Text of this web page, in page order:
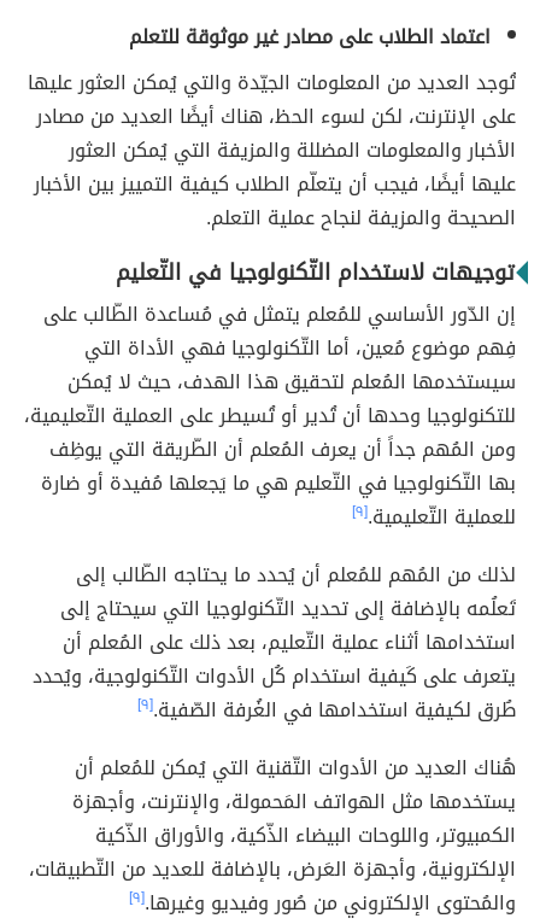
اعتماد الطلاب على مصادر غير موثوقة للتعلم
تُوجد العديد من المعلومات الجيّدة والتي يُمكن العثور عليها
على الإنترنت، لكن لسوء الحظ، هناك أيضًا العديد من مصادر
الأخبار والمعلومات المضللة والمزيفة التي يُمكن العثور
عليها أيضًا، فيجب أن يتعلّم الطلاب كيفية التمييز بين الأخبار
الصحيحة والمزيفة لنجاح عملية التعلم.
توجيهات لاستخدام التّكنولوجيا في التّعليم
إن الدّور الأساسي للمُعلم يتمثل في مُساعدة الطّالب على
فِهم موضوع مُعين، أما التّكنولوجيا فهي الأداة التي
سيستخدمها المُعلم لتحقيق هذا الهدف، حيث لا يُمكن
للتكنولوجيا وحدها أن تُدير أو تُسيطر على العملية التّعليمية،
ومن المُهم جداً أن يعرف المُعلم أن الطّريقة التي يوظِف
بها التّكنولوجيا في التّعليم هي ما يَجعلها مُفيدة أو ضارة
للعملية التّعليمية.[٩]
لذلك من المُهم للمُعلم أن يُحدد ما يحتاجه الطّالب إلى
تَعلُمه بالإضافة إلى تحديد التّكنولوجيا التي سيحتاج إلى
استخدامها أثناء عملية التّعليم، بعد ذلك على المُعلم أن
يتعرف على كَيفية استخدام كُل الأدوات التّكنولوجية، ويُحدد
طُرق لكيفية استخدامها في الغُرفة الصّفية.[٩]
هُناك العديد من الأدوات التّقنية التي يُمكن للمُعلم أن
يستخدمها مثل الهواتف المَحمولة، والإنترنت، وأجهزة
الكمبيوتر، واللوحات البيضاء الذّكية، والأوراق الذّكية
الإلكترونية، وأجهزة العَرض، بالإضافة للعديد من التّطبيقات،
والمُحتوى الإلكتروني من صُور وفيديو وغيرها.[٩]